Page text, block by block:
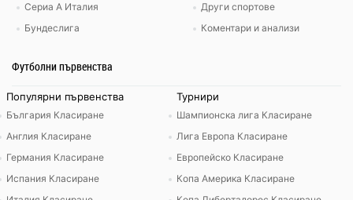
Сериа А Италия
Бундеслига
Други спортове
Коментари и анализи
Футболни първенства
Популярни първенства
България Класиране
Англия Класиране
Германия Класиране
Испания Класиране
Турнири
Шампионска лига Класиране
Лига Европа Класиране
Европейско Класиране
Копа Америка Класиране